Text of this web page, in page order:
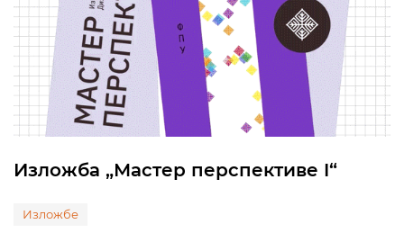
Изложба „Мастер перспективе I“
Изложбе